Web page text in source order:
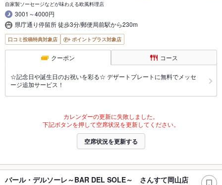
自家製ソーセージなどが味わえる欧風料理店
3001～4000円
県庁通り停留所 徒歩3分/郵便局前駅から230m
口コミ投稿特典対象店 ポイントプラス対象店
クーポン コース
☆記念日や誕生日のお祝いを彩る☆ デザートプレートに無料でメッセ
ージ追加サービス！
カレンダーの更新に失敗しました。
下記ボタンを押して空席状況を更新してください。
空席状況を更新する
バール・デルソーレ～BAR DEL SOLE～ さんすて岡山店